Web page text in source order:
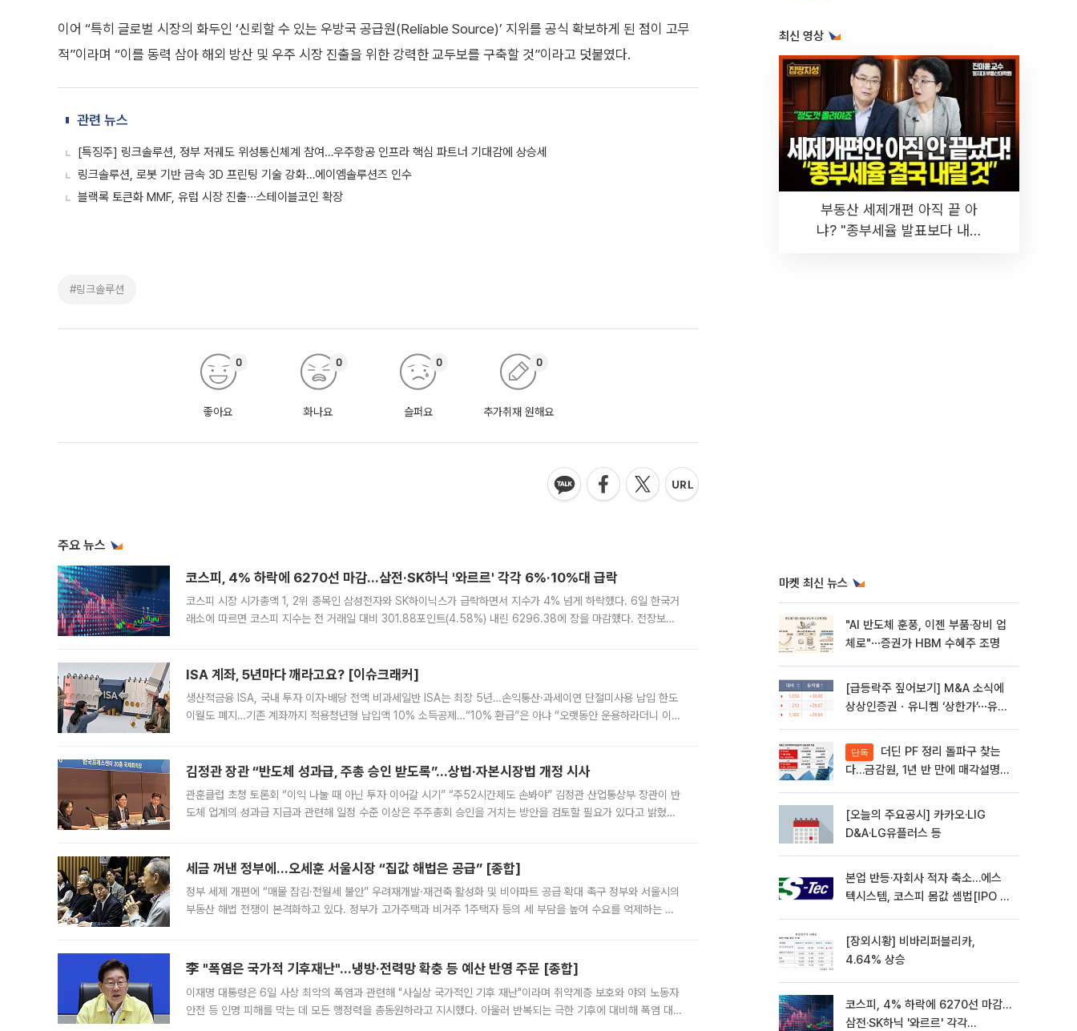
이어 “특히 글로벌 시장의 화두인 ‘신뢰할 수 있는 우방국 공급원(Reliable Source)’ 지위를 공식 확보하게 된 점이 고무
적”이라며 “이를 동력 삼아 해외 방산 및 우주 시장 진출을 위한 강력한 교두보를 구축할 것”이라고 덧붙였다.
관련 뉴스
[특징주] 링크솔루션, 정부 저궤도 위성통신체계 참여…우주항공 인프라 핵심 파트너 기대감에 상승세
링크솔루션, 로봇 기반 금속 3D 프린팅 기술 강화…에이엠솔루션즈 인수
블랙록 토큰화 MMF, 유럽 시장 진출∙∙∙스테이블코인 확장
#링크솔루션
좋아요
0
화나요
0
슬퍼요
0
추가취재 원해요
0
주요 뉴스
코스피, 4% 하락에 6270선 마감…삼전·SK하닉 '와르르' 각각 6%·10%대 급락
코스피 시장 시가총액 1, 2위 종목인 삼성전자와 SK하이닉스가 급락하면서 지수가 4% 넘게 하락했다. 6일 한국거
래소에 따르면 코스피 지수는 전 거래일 대비 301.88포인트(4.58%) 내린 6296.38에 장을 마감했다. 전장보다
ISA 계좌, 5년마다 깨라고요? [이슈크래커]
생산적금융 ISA, 국내 투자 이자·배당 전액 비과세일반 ISA는 최장 5년…손익통산·과세이연 단절미사용 납입 한도
이월도 폐지…기존 계좌까지 적용청년형 납입액 10% 소득공제…“10% 환급”은 아냐 “오랫동안 운용하라더니 이제
김정관 장관 “반도체 성과급, 주총 승인 받도록”…상법·자본시장법 개정 시사
관훈클럽 초청 토론회 “이익 나눌 때 아닌 투자 이어갈 시기” “주52시간제도 손봐야” 김정관 산업통상부 장관이 반
도체 업계의 성과급 지급과 관련해 일정 수준 이상은 주주총회 승인을 거치는 방안을 검토할 필요가 있다고 밝혔다.
세금 꺼낸 정부에…오세훈 서울시장 “집값 해법은 공급” [종합]
정부 세제 개편에 “매물 잠김·전월세 불안” 우려재개발·재건축 활성화 및 비아파트 공급 확대 촉구 정부와 서울시의
부동산 해법 전쟁이 본격화하고 있다. 정부가 고가주택과 비거주 1주택자 등의 세 부담을 높여 수요를 억제하는 카
李 "폭염은 국가적 기후재난"…냉방·전력망 확충 등 예산 반영 주문 [종합]
이재명 대통령은 6일 사상 최악의 폭염과 관련해 "사실상 국가적인 기후 재난"이라며 취약계층 보호와 야외 노동자
안전 등 인명 피해를 막는 데 모든 행정력을 총동원하라고 지시했다. 아울러 반복되는 극한 기후에 대비해 폭염 대응
최신 영상
부동산 세제개편 아직 끝 아
냐? "종부세율 발표보다 내릴
마켓 최신 뉴스
"AI 반도체 훈풍, 이젠 부품·장비 업
체로"⋯증권가 HBM 수혜주 조명
[급등락주 짚어보기] M&A 소식에
상상인증권ㆍ유니켐 ‘상한가’⋯유증
단독
다…금감원, 1년 반 만에 매각설명회
[오늘의 주요공시] 카카오·LIG
D&A·LG유플러스 등
본업 반등·자회사 적자 축소…에스
텍시스템, 코스피 몸값 셈법[IPO 엑
[장외시황] 비바리퍼블리카,
4.64% 상승
코스피, 4% 하락에 6270선 마감…
삼전·SK하닉 '와르르' 각각